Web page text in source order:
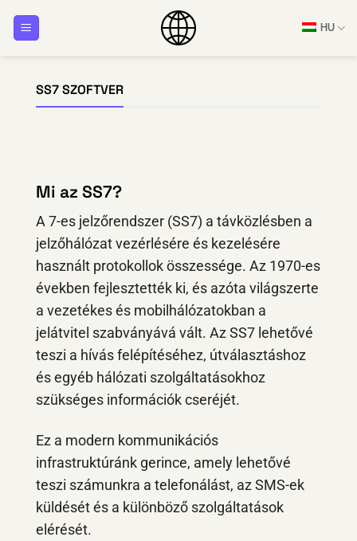
HU
SS7 SZOFTVER
Mi az SS7?
A 7-es jelzőrendszer (SS7) a távközlésben a
jelzőhálózat vezérlésére és kezelésére
használt protokollok összessége. Az 1970-es
években fejlesztették ki, és azóta világszerte
a vezetékes és mobilhálózatokban a
jelátvitel szabványává vált. Az SS7 lehetővé
teszi a hívás felépítéséhez, útválasztáshoz
és egyéb hálózati szolgáltatásokhoz
szükséges információk cseréjét.
Ez a modern kommunikációs
infrastruktúránk gerince, amely lehetővé
teszi számunkra a telefonálást, az SMS-ek
küldését és a különböző szolgáltatások
elérését.